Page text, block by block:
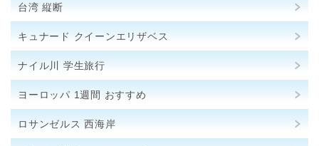
台湾 縦断
キュナード クイーンエリザベス
ナイル川 学生旅行
ヨーロッパ 1週間 おすすめ
ロサンゼルス 西海岸